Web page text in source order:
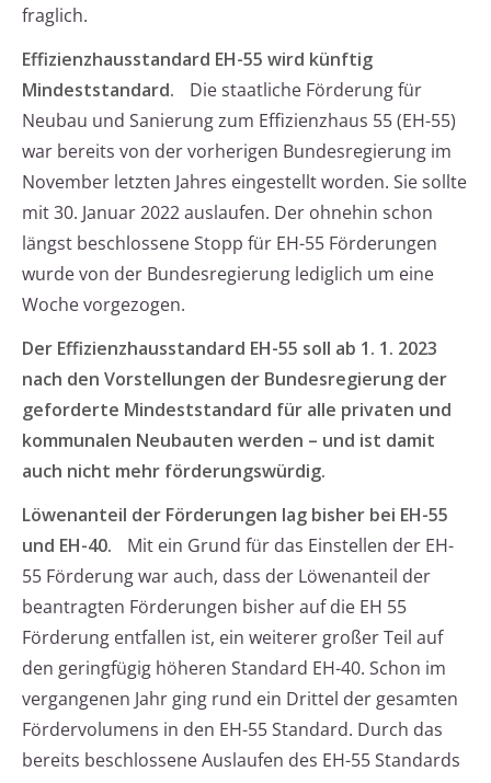
fraglich.
Effizienzhausstandard EH-55 wird künftig
Mindeststandard.
Die staatliche Förderung für
Neubau und Sanierung zum Effizienzhaus 55 (EH-55)
war bereits von der vorherigen Bundesregierung im
November letzten Jahres eingestellt worden. Sie sollte
mit 30. Januar 2022 auslaufen. Der ohnehin schon
längst beschlossene Stopp für EH-55 Förderungen
wurde von der Bundesregierung lediglich um eine
Woche vorgezogen.
Der Effizienzhausstandard EH-55 soll ab 1. 1. 2023
nach den Vorstellungen der Bundesregierung der
geforderte Mindeststandard für alle privaten und
kommunalen Neubauten werden – und ist damit
auch nicht mehr förderungswürdig.
Löwenanteil der Förderungen lag bisher bei EH-55
und EH-40.
Mit ein Grund für das Einstellen der EH-
55 Förderung war auch, dass der Löwenanteil der
beantragten Förderungen bisher auf die EH 55
Förderung entfallen ist, ein weiterer großer Teil auf
den geringfügig höheren Standard EH-40. Schon im
vergangenen Jahr ging rund ein Drittel der gesamten
Fördervolumens in den EH-55 Standard. Durch das
bereits beschlossene Auslaufen des EH-55 Standards